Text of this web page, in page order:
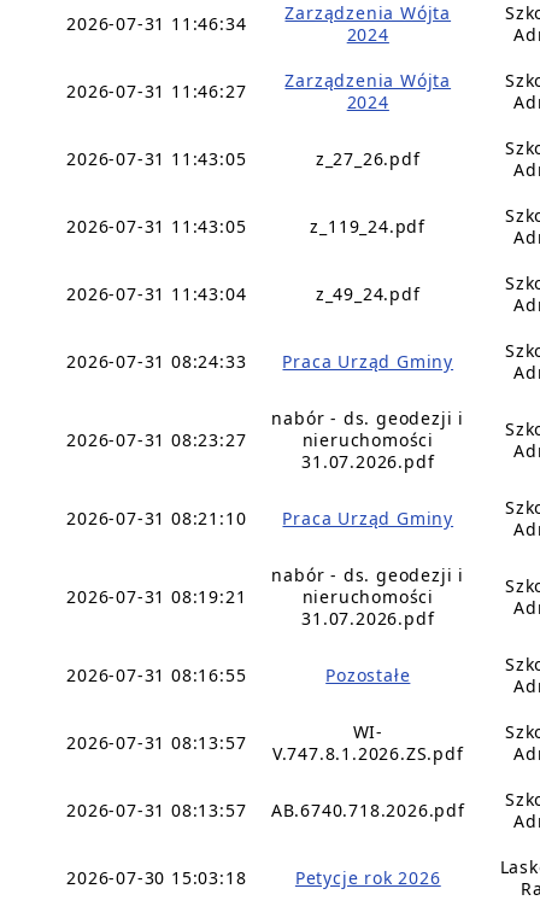
2026-07-31 11:46:34
Zarządzenia Wójta
2024
2026-07-31 11:46:27
Zarządzenia Wójta
2024
2026-07-31 11:43:05 z_27_26.pdf
2026-07-31 11:43:05 z_119_24.pdf
2026-07-31 11:43:04 z_49_24.pdf
2026-07-31 08:24:33 Praca Urząd Gminy
2026-07-31 08:23:27
nabór - ds. geodezji i
nieruchomości
31.07.2026.pdf
2026-07-31 08:21:10 Praca Urząd Gminy
2026-07-31 08:19:21
nabór - ds. geodezji i
nieruchomości
31.07.2026.pdf
2026-07-31 08:16:55 Pozostałe
2026-07-31 08:13:57
WI-
V.747.8.1.2026.ZS.pdf
2026-07-31 08:13:57 AB.6740.718.2026.pdf
2026-07-30 15:03:18 Petycje rok 2026